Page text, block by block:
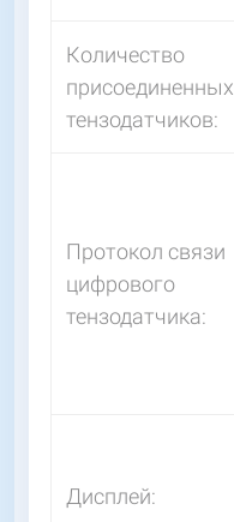
Количество
присоединенных
тензодатчиков:
Протокол связи
цифрового
тензодатчика:
Дисплей: